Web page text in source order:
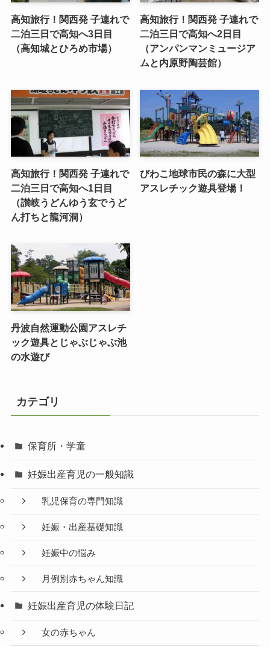
高知旅行！関西発 子連れで
二泊三日で高知へ3日目
（高知城とひろめ市場）
高知旅行！関西発 子連れで
二泊三日で高知へ2日目
（アンパンマンミュージア
ムと内原野陶芸館）
高知旅行！関西発 子連れで
二泊三日で高知へ1日目
（讃岐うどんゆう玄でうど
ん打ちと龍河洞）
びわこ地球市民の森に大型
アスレチック遊具登場！
丹波自然運動公園アスレチ
ック遊具とじゃぶじゃぶ池
の水遊び
カテゴリ
保育所・学童
妊娠出産育児の一般知識
乳児保育の専門知識
妊娠・出産基礎知識
妊娠中の悩み
月例別赤ちゃん知識
妊娠出産育児の体験日記
女の赤ちゃん